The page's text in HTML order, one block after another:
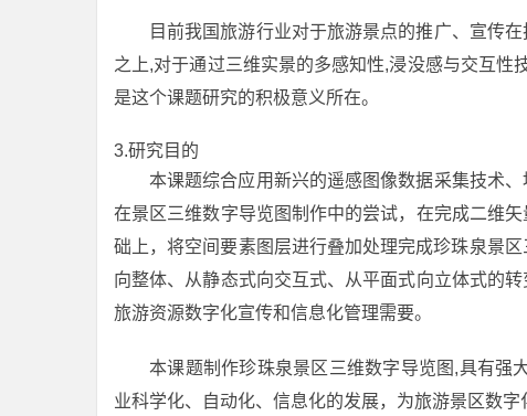
目前我国旅游行业对于旅游景点的推广、宣传
之上,对于通过三维实景的多感知性,浸没感与交互性
是这个课题研究的积极意义所在。
3.研究目的
本课题综合应用新兴的遥感图像数据采集技术
在景区三维数字导览图制作中的尝试，在完成二维
础上，将空间要素图层进行叠加处理完成珍珠泉景
向整体、从静态式向交互式、从平面式向立体式的
旅游资源数字化宣传和信息化管理需要。
本课题制作珍珠泉景区三维数字导览图,具有强
业科学化、自动化、信息化的发展，为旅游景区数字